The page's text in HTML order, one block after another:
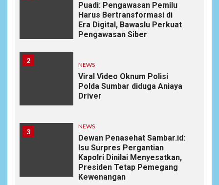
Puadi: Pengawasan Pemilu
Harus Bertransformasi di
Era Digital, Bawaslu Perkuat
Pengawasan Siber
2
NEWS
Viral Video Oknum Polisi
Polda Sumbar diduga Aniaya
Driver
3
NEWS
Dewan Penasehat Sambar.id:
Isu Surpres Pergantian
Kapolri Dinilai Menyesatkan,
Presiden Tetap Pemegang
Kewenangan